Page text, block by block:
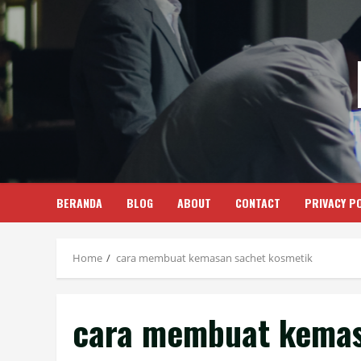
Skip
content
BERANDA BLOG ABOUT CONTACT PRIVACY
Home cara membuat kemasan sachet kosmetik
cara membuat